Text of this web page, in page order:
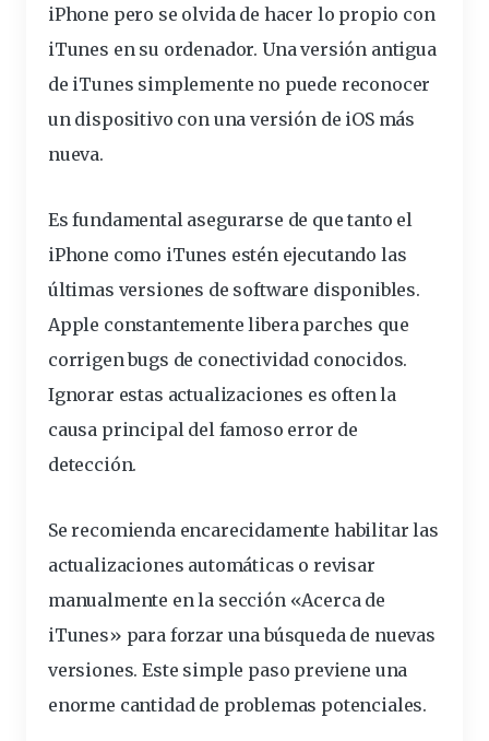
iPhone pero se olvida de hacer lo propio con
iTunes en su ordenador. Una versión antigua
de iTunes simplemente no puede reconocer
un dispositivo con una versión de iOS más
nueva.
Es fundamental asegurarse de que tanto el
iPhone como iTunes estén ejecutando las
últimas versiones de software disponibles.
Apple constantemente libera parches que
corrigen bugs de conectividad conocidos.
Ignorar estas actualizaciones es often la
causa principal del famoso error de
detección.
Se recomienda encarecidamente habilitar las
actualizaciones automáticas o revisar
manualmente en la sección «Acerca de
iTunes» para forzar una búsqueda de nuevas
versiones. Este simple paso previene una
enorme cantidad de problemas potenciales.